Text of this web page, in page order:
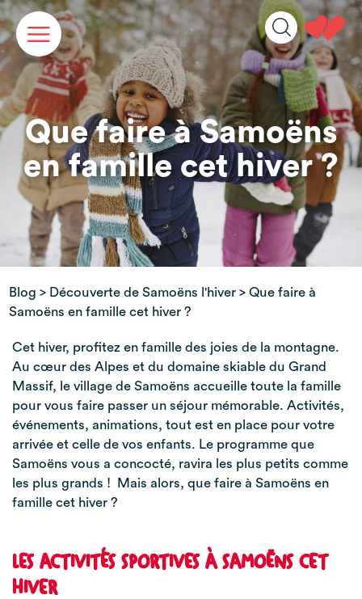
Que faire à Samoëns
en famille cet hiver ?
Blog > Découverte de Samoëns l'hiver > Que faire à
Samoëns en famille cet hiver ?
Cet hiver, profitez en famille des joies de la montagne.
Au cœur des Alpes et du domaine skiable du Grand
Massif, le village de Samoëns accueille toute la famille
pour vous faire passer un séjour mémorable. Activités,
événements, animations, tout est en place pour votre
arrivée et celle de vos enfants. Le programme que
Samoëns vous a concocté, ravira les plus petits comme
les plus grands ! Mais alors, que faire à Samoëns en
famille cet hiver ?
LES ACTIVITÉS SPORTIVES À SAMOËNS CET
HIVER
Panneau de gestion des cookies